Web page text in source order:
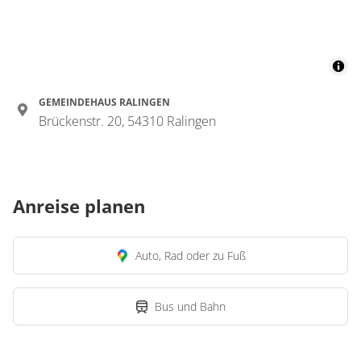
GEMEINDEHAUS RALINGEN
Brückenstr. 20, 54310 Ralingen
Anreise planen
Auto, Rad oder zu Fuß
Bus und Bahn